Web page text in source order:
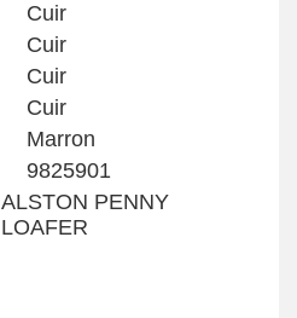
Cuir
Cuir
Cuir
Cuir
Marron
9825901
ALSTON PENNY
LOAFER